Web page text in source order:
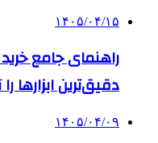
۱۴۰۵/۰۴/۱۵
راهنمای جامع
دقیق‌ترین ابزارها
۱۴۰۵/۰۴/۰۹